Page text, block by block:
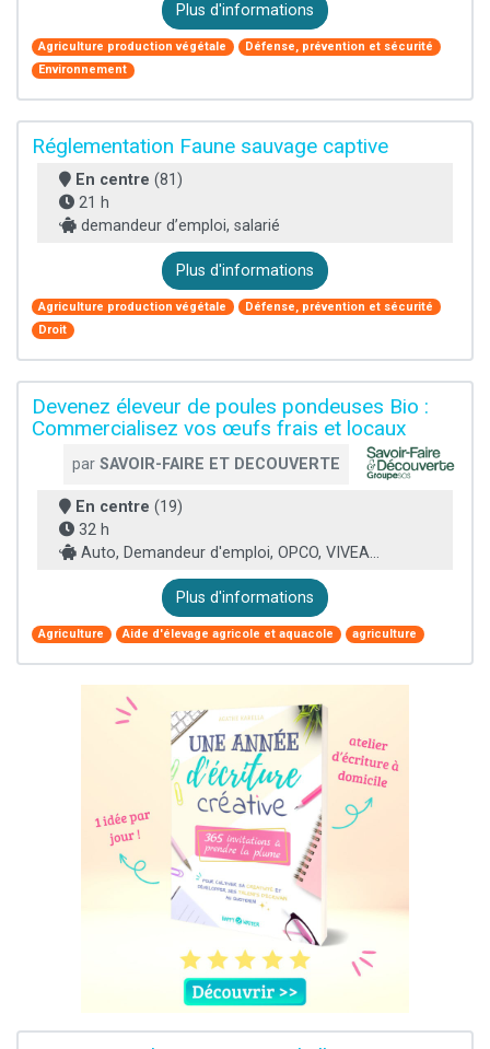
Plus d'informations
Agriculture production végétale
Défense, prévention et sécurité
Environnement
Réglementation Faune sauvage captive
En centre (81)
21 h
demandeur d’emploi, salarié
Plus d'informations
Agriculture production végétale
Défense, prévention et sécurité
Droit
Devenez éleveur de poules pondeuses Bio :
Commercialisez vos œufs frais et locaux
par SAVOIR-FAIRE ET DECOUVERTE
En centre (19)
32 h
Auto, Demandeur d'emploi, OPCO, VIVEA...
Plus d'informations
Agriculture Aide d'élevage agricole et aquacole agriculture